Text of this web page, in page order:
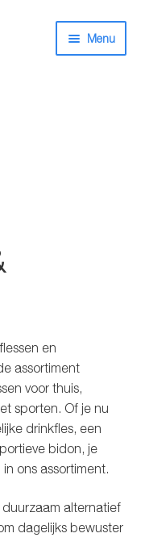
Menu
en
assortiment
voor thuis,
sporten. Of je nu
drinkfles, een
bidon, je
ons assortiment.
alternatief
dagelijks bewuster